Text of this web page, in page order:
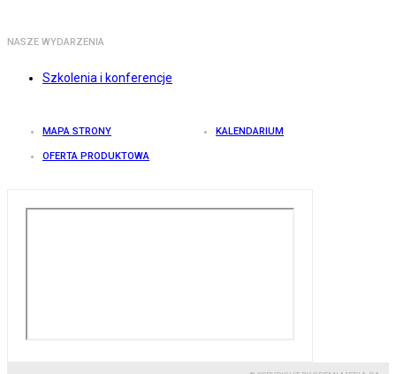
NASZE WYDARZENIA
Szkolenia i konferencje
MAPA STRONY KALENDARIUM
OFERTA PRODUKTOWA